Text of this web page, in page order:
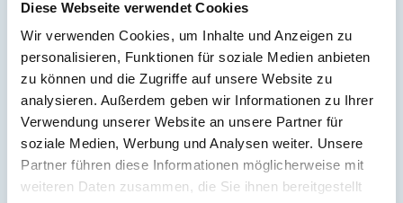
Diese Webseite verwendet Cookies
Wir verwenden Cookies, um Inhalte und Anzeigen zu
personalisieren, Funktionen für soziale Medien anbieten
zu können und die Zugriffe auf unsere Website zu
analysieren. Außerdem geben wir Informationen zu Ihrer
Verwendung unserer Website an unsere Partner für
soziale Medien, Werbung und Analysen weiter. Unsere
Partner führen diese Informationen möglicherweise mit
weiteren Daten zusammen, die Sie ihnen bereitgestellt
Balkon
Abstellraum
Service:
Bettwäsche inkl.
Geschirrtücher inkl.
Handtücher inkl.
Fahrräder
Kurtaxfrei